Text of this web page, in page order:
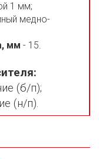
1 мм;
медно-
мм - 15.
(б/п);
(н/п).